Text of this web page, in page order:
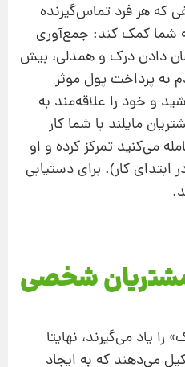
که هر فرد تماس‌گیرنده
شما کمک کند: جمع‌آوری
دادن درک و همدلی، بیش
به پرداخت پول موثر
و خود را علاقه‌مند به
مایلند با شما کار
می‌کنید تمرکز کرده و او
ابتدای کار). برای دستیابی
مشتریان شخصی
یاد می‌گیرند،‌ نهایتا
می‌دهند که به ایجاد